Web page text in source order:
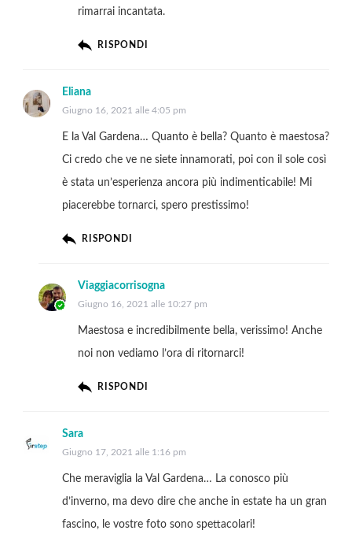
rimarrai incantata.
RISPONDI
Eliana
Giugno 16, 2021 alle 4:05 pm
E la Val Gardena… Quanto è bella? Quanto è maestosa?
Ci credo che ve ne siete innamorati, poi con il sole così
è stata un’esperienza ancora più indimenticabile! Mi
piacerebbe tornarci, spero prestissimo!
RISPONDI
Viaggiacorrisogna
Giugno 16, 2021 alle 10:27 pm
Maestosa e incredibilmente bella, verissimo! Anche
noi non vediamo l’ora di ritornarci!
RISPONDI
Sara
Giugno 17, 2021 alle 1:16 pm
Che meraviglia la Val Gardena… La conosco più
d’inverno, ma devo dire che anche in estate ha un gran
fascino, le vostre foto sono spettacolari!